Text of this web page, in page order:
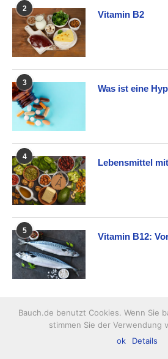
2
Vitamin B2
3
Was ist eine
4
Lebensmittel
5
Vitamin B12:
10 häufige
Bauch.de benutzt Cookies. Wenn Sie
stimmen Sie der Verwendung
ok
Details